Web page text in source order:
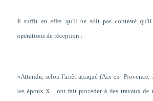
Il suffit en effet qu'il ne soit pas contesté qu'il
opérations de réception :
«Attendu, selon l'arrêt attaqué (Aix-en-
les époux X... ont fait procéder à des travaux de